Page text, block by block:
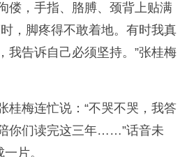
偻，手指、胳膊、颈背上贴满
，脚疼得不敢着地。有时我真
我告诉自己必须坚持。”张桂梅
桂梅连忙说：“不哭不哭，我答
你们读完这三年……”话音未
片。